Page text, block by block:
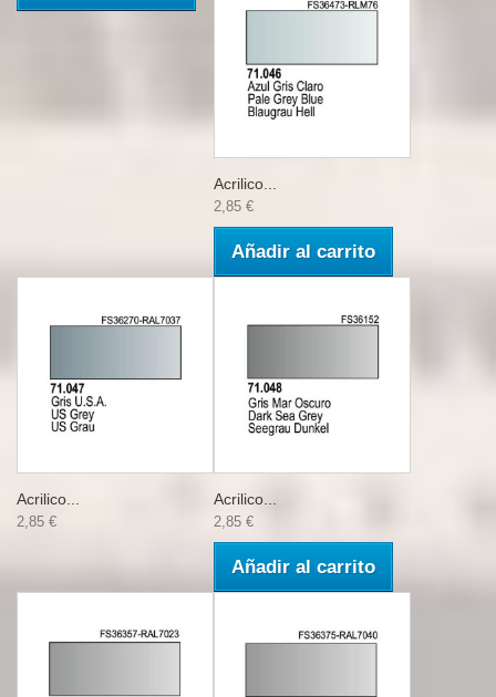
Acrilico...
2,85 €
Añadir al carrito
Acrilico...
2,85 €
Acrilico...
2,85 €
Añadir al carrito